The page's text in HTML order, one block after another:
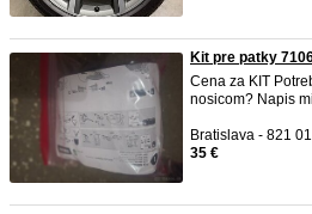
Kit pre patky
Cena za KIT
nosicom? Napis
Bratislava - 821 01
35 €